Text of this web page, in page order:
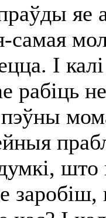
яе
І
рабіць
пэўны